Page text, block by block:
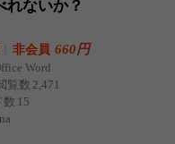
れないか？
非会員 660円
Word
覧数 2,471
数 15